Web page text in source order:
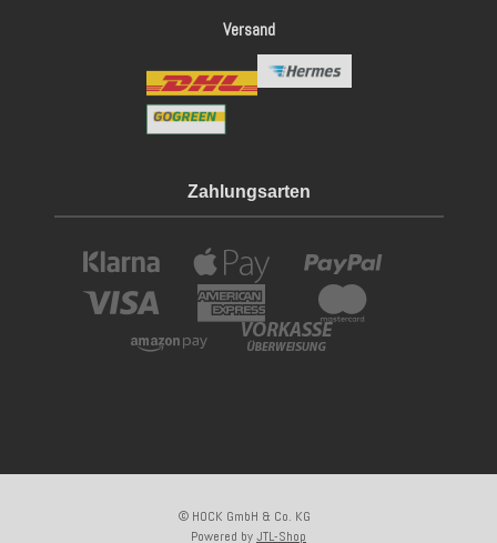
Versand
Zahlungsarten
© HOCK GmbH & Co. KG
Powered byJTL-Shop